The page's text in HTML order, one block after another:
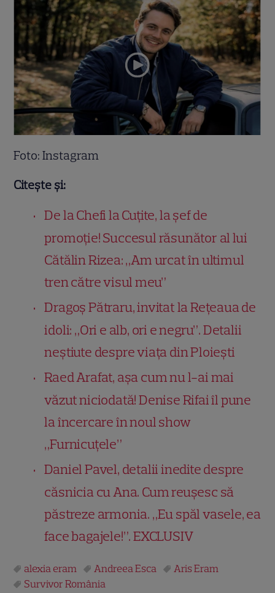
Foto: Instagram
Citește și:
De la Chefi la Cuțite, la șef de
promoție! Succesul răsunător al lui
Cătălin Rizea: „Am urcat în ultimul
tren către visul meu”
Dragoș Pătraru, invitat la Rețeaua de
idoli: „Ori e alb, ori e negru”. Detalii
neștiute despre viața din Ploiești
Raed Arafat, așa cum nu l-ai mai
văzut niciodată! Denise Rifai îl pune
la încercare în noul show
„Furnicuțele”
Daniel Pavel, detalii inedite despre
căsnicia cu Ana. Cum reușesc să
păstreze armonia. „Eu spăl vasele, ea
face bagajele!”. EXCLUSIV
alexia eram Andreea Esca
Aris Eram
Survivor România